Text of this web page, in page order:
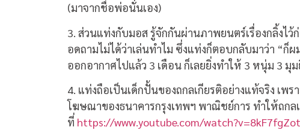
(มาจากชื่อพ่อนั่นเอง)
3. ส่วนแท่งกับมอส รู้จักกันผ่านภาพยนตร์เรื่องกลิ้งไ
อดถามไม่ได้ว่าเล่นทำไม ซึ่งแท่งก็ตอบกลับมาว่า “ก็
ออกอากาศไปแล้ว 3 เดือน ก็เลยยิ่งทำให้ 3 หนุ่ม 3 มุม
4. แท่งถือเป็นเด็กปั้นของถกลเกียรติอย่างแท้จริง เ
โฆษณาของธนาคารกรุงเทพฯ พาณิชย์การ ทำให้ถก
ที่ https://www.youtube.com/